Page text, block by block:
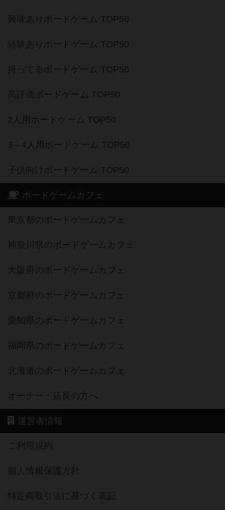
興味ありボードゲーム TOP50
経験ありボードゲーム TOP50
持ってるボードゲーム TOP50
高評価ボードゲーム TOP50
2人用ボードゲーム TOP50
3～4人用ボードゲーム TOP50
子供向けボードゲーム TOP50
ボードゲームカフェ
東京都のボードゲームカフェ
神奈川県のボードゲームカフェ
大阪府のボードゲームカフェ
京都府のボードゲームカフェ
愛知県のボードゲームカフェ
福岡県のボードゲームカフェ
北海道のボードゲームカフェ
オーナー・店長の方へ
運営者情報
ご利用規約
個人情報保護方針
特定商取引法に基づく表記